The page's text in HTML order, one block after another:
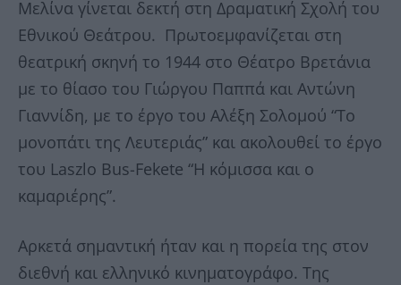
Μελίνα γίνεται δεκτή στη Δραματική Σχολή του
Εθνικού Θεάτρου. Πρωτοεμφανίζεται στη
θεατρική σκηνή το 1944 στο Θέατρο Βρετάνια
με το θίασο του Γιώργου Παππά και Αντώνη
Γιαννίδη, με το έργο του Αλέξη Σολομού “Το
μονοπάτι της Λευτεριάς” και ακολουθεί το έργο
του Laszlo Bus-Fekete “H κόμισσα και ο
καμαριέρης”.
Αρκετά σημαντική ήταν και η πορεία της στον
διεθνή και ελληνικό κινηματογράφο. Της